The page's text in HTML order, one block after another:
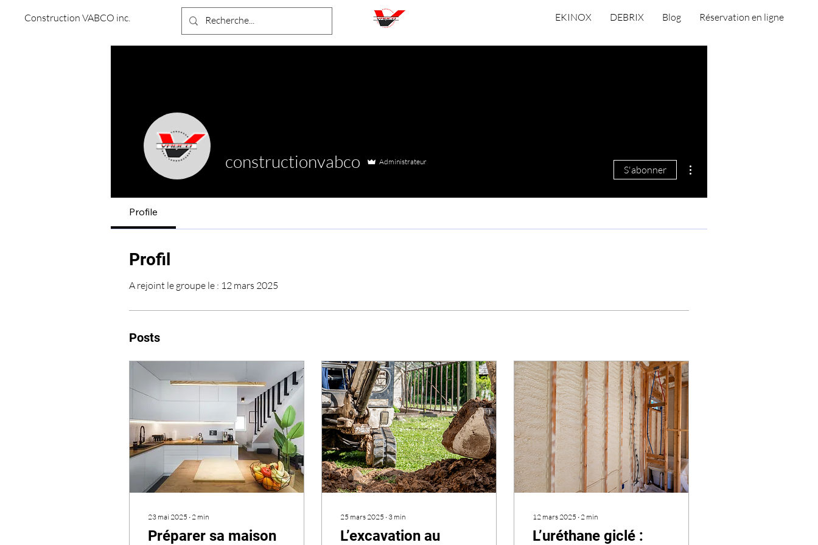
Construction VABCO inc. EKINOX DEBRIX Blog Réservation en ligne
constructionvabco Administrateur
S'abonner
Profile
Profil
A rejoint le groupe le : 12 mars 2025
Posts
23 mai 2025 ∙ 2 min
Préparer sa maison
25 mars 2025 ∙ 3 min
L’excavation au
12 mars 2025 ∙ 2 min
L’uréthane giclé :